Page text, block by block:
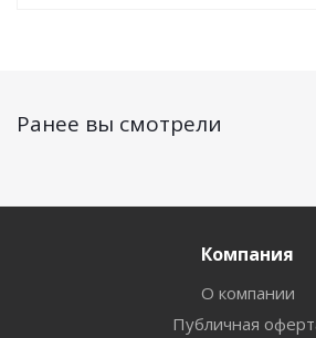
Ранее вы смотрели
Компания
О компании
Публичная